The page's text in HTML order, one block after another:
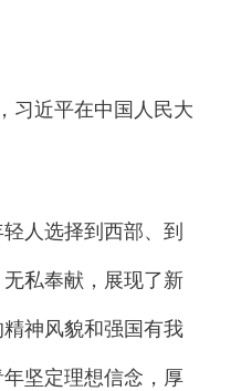
习近平在中国人民大
人选择到西部、到
私奉献，展现了新
神风貌和强国有我
坚定理想信念，厚